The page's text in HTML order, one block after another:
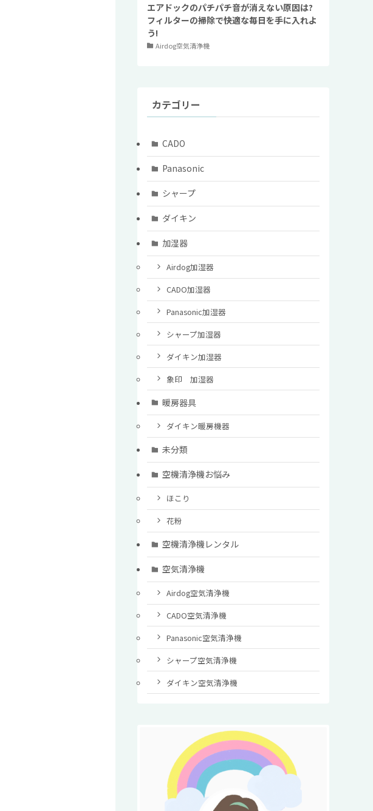
エアドックのパチパチ音が消えない原因は?
フィルターの掃除で快適な毎日を手に入れよ
う!
Airdog空気清浄機
カテゴリー
CADO
Panasonic
シャープ
ダイキン
加湿器
Airdog加湿器
CADO加湿器
Panasonic加湿器
シャープ加湿器
ダイキン加湿器
象印 加湿器
暖房器具
ダイキン暖房機器
未分類
空機清浄機お悩み
ほこり
花粉
空機清浄機レンタル
空気清浄機
Airdog空気清浄機
CADO空気清浄機
Panasonic空気清浄機
シャープ空気清浄機
ダイキン空気清浄機